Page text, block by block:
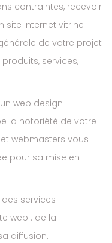
contraintes, recevoir
site internet vitrine
de votre projet
services,
web design
la notoriété de votre
webmasters vous
pour sa mise en
services
web : de la
diffusion.